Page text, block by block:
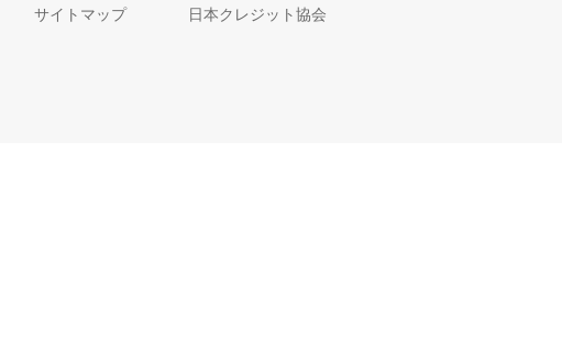
サイトマップ 日本クレジット協会